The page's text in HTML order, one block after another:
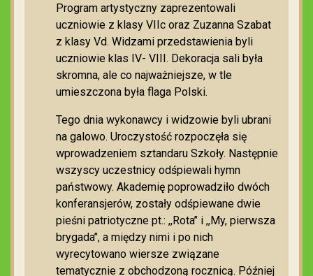
Program artystyczny zaprezentowali
uczniowie z klasy VIIc oraz Zuzanna Szabat
z klasy Vd. Widzami przedstawienia byli
uczniowie klas IV- VIII. Dekoracja sali była
skromna, ale co najważniejsze, w tle
umieszczona była flaga Polski.
Tego dnia wykonawcy i widzowie byli ubrani
na galowo. Uroczystość rozpoczęła się
wprowadzeniem sztandaru Szkoły. Następnie
wszyscy uczestnicy odśpiewali hymn
państwowy. Akademię poprowadziło dwóch
konferansjerów, zostały odśpiewane dwie
pieśni patriotyczne pt.: ,,Rota’’ i ,,My, pierwsza
brygada’’, a między nimi i po nich
wyrecytowano wiersze związane
tematycznie z obchodzoną rocznicą. Później